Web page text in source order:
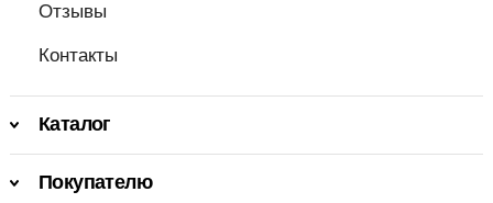
Отзывы
Контакты
Каталог
Покупателю